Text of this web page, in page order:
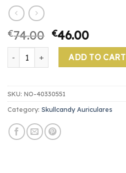
€74.00 €46.00
skullcandy auriculares quantity
ADD TO CART
SKU: NO-40330551
Category: Skullcandy Auriculares